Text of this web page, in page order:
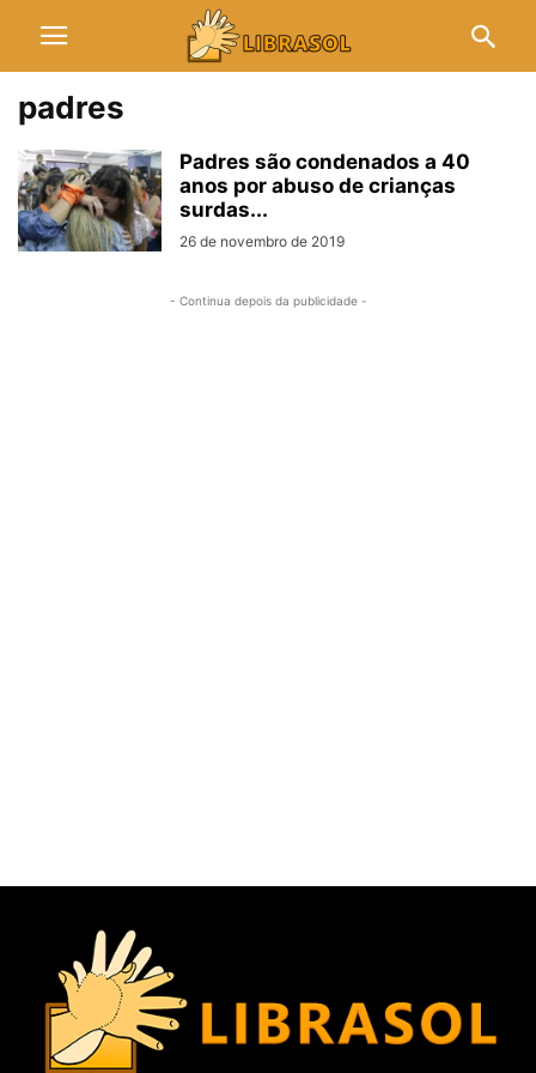
padres
Padres são condenados a 40
anos por abuso de crianças
surdas...
26 de novembro de 2019
- Continua depois da publicidade -